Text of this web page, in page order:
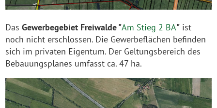
DasGewerbegebiet Freiwalde "Am Stieg 2 BA" ist
noch nicht erschlossen. Die Gewerbeflächen befinden
sich im privaten Eigentum. Der Geltungsbereich des
Bebauungsplanes umfasst ca. 47 ha.